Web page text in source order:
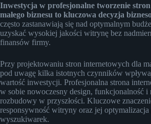
Inwestycja w profesjonalne tworzenie
małego biznesu to kluczowa decyzja
często zastanawiają się nad optymalnym
uzyskać wysokiej jakości witrynę bez
finansów firmy.
Przy projektowaniu stron internetowych dla
pod uwagę kilka istotnych czynników
wartość inwestycji. Profesjonalna strona
w sobie nowoczesny design, funkcjonalność i
rozbudowy w przyszłości. Kluczowe
responsywność witryny oraz jej optymalizacja
wyszukiwarek.